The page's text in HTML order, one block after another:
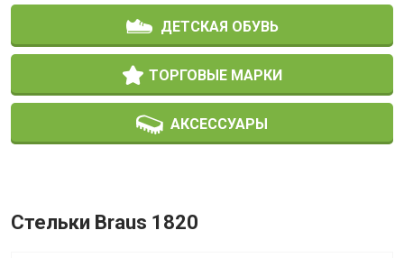
ДЕТСКАЯ ОБУВЬ
ТОРГОВЫЕ МАРКИ
АКСЕССУАРЫ
Стельки Braus 1820